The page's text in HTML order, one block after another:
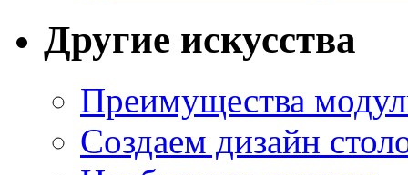
Другие искусства
Преимущества
Создаем дизайн